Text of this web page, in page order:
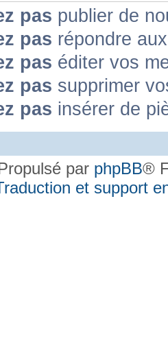
pas publier de
pas répondre
pas éditer vos
pas supprimer
pas insérer de
par phpBB®
et support